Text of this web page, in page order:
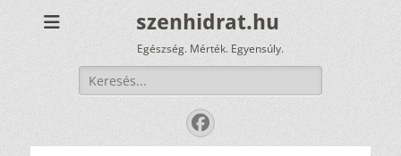
szenhidrat.hu
Egészség. Mérték. Egyensúly.
Keresés:
Facebook